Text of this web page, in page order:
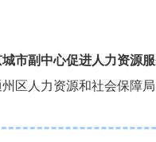
市副中心促进人力资源
区人力资源和社会保障局